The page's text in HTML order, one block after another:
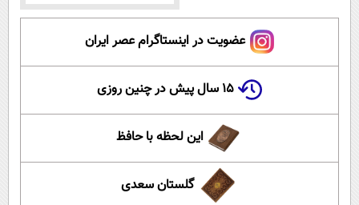
عضویت در اینستاگرام عصر ایران
۱۵ سال پیش در چنین روزی
این لحظه با حافظ
گلستان سعدی